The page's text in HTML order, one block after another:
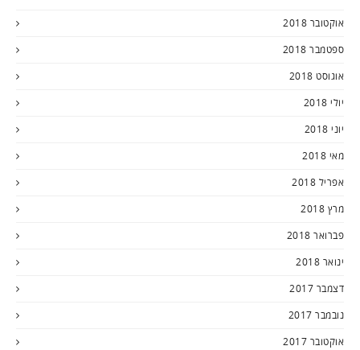
אוקטובר 2018
ספטמבר 2018
אוגוסט 2018
יולי 2018
יוני 2018
מאי 2018
אפריל 2018
מרץ 2018
פברואר 2018
ינואר 2018
דצמבר 2017
נובמבר 2017
אוקטובר 2017